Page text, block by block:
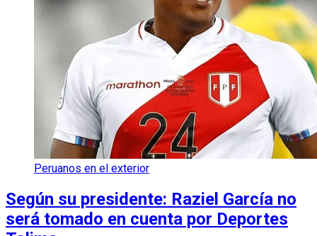
Peruanos en el exterior
Según su presidente: Raziel García no
será tomado en cuenta por Deportes